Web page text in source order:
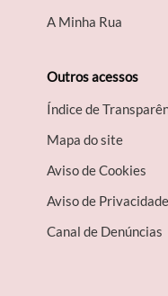
A Minha Rua
Outros acessos
Índice de
Mapa do site
Aviso de Cookies
Aviso de Privacidade
Canal de Denúncias